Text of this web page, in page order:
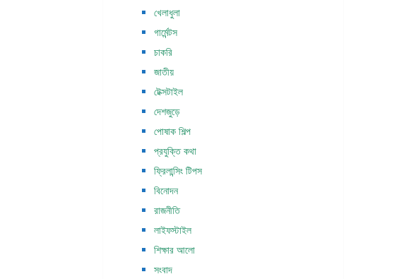
খেলাধুলা
গার্মেন্টস
চাকরি
জাতীয়
টেক্সটাইল
দেশজুড়ে
পোষাক শিল্প
প্রযুক্তি কথা
ফ্রিলান্সিং টিপস
বিনোদন
রাজনীতি
লাইফস্টাইল
শিক্ষার আলো
সংবাদ